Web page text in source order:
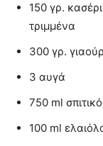
150 γρ.
τριμμένα
300 γρ.
3 αυγά
750 ml
100 ml